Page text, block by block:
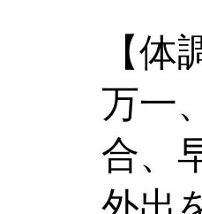
【
万一
合、